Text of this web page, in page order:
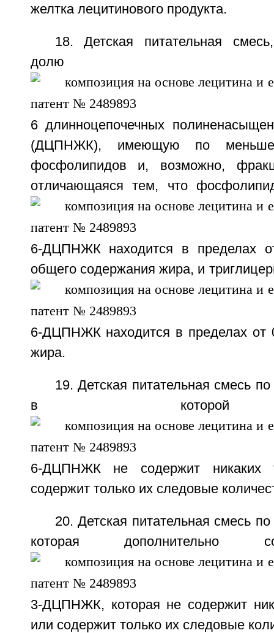
желтка лецитинового продукта.
18. Детская питательная
долю
6 длинноцепочечных
(ДЦПНЖК), имеющую по
фосфолипидов и, возможно,
отличающаяся тем, что
6-ДЦПНЖК находится в пределах
общего содержания жира, и
6-ДЦПНЖК находится в пределах от
жира.
19. Детская питательная смесь
в
6-ДЦПНЖК не содержит никаких
содержит только их следовые
20. Детская питательная смесь
которая дополнительно
3-ДЦПНЖК, которая не содержит
или содержит только их следовые